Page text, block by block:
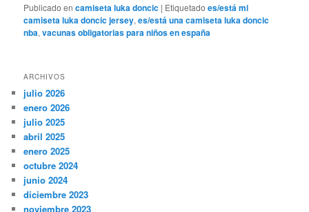
Publicado en camiseta luka doncic | Etiquetado es/está mi
camiseta luka doncic jersey,es/está una camiseta luka doncic
nba,vacunas obligatorias para niños en españa
ARCHIVOS
julio 2026
enero 2026
julio 2025
abril 2025
enero 2025
octubre 2024
junio 2024
diciembre 2023
noviembre 2023